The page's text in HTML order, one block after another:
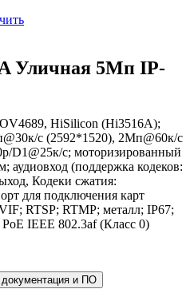
Уличная 5Мп IP-
HiSilicon (Hi3516A);
с (2592*1520), 2Мп@60к/с
D1@25к/с; моторизированный
(поддержка кодеков:
Кодеки сжатия:
для подключения карт
RTSP; RTMP; металл; IP67;
IEEE 802.3af (Класс 0)
документация и ПО